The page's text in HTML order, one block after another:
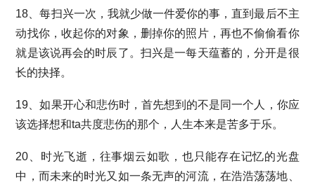
18、每扫兴一次，我就少做一件爱你的事，直到最后不主
动找你，收起你的对象，删掉你的照片，再也不偷偷看你
就是该说再会的时辰了。扫兴是一每天蕴蓄的，分开是很
长的抉择。
19、如果开心和悲伤时，首先想到的不是同一个人，你应
该选择想和ta共度悲伤的那个，人生本来是苦多于乐。
20、时光飞逝，往事烟云如歌，也只能存在记忆的光盘
中，而未来的时光又如一条无声的河流，在浩浩荡荡地、